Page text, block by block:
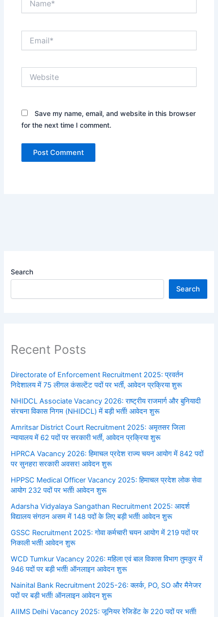
Save my name, email, and website in this browser
for the next time I comment.
Search
Search
Recent Posts
Directorate of Enforcement Recruitment 2025: प्रवर्तन
निदेशालय में 75 लीगल कंसल्टेंट पदों पर भर्ती, आवेदन प्रक्रिया शुरू
NHIDCL Associate Vacancy 2026: राष्ट्रीय राजमार्ग और बुनियादी
संरचना विकास निगम (NHIDCL) में बड़ी भर्ती! आवेदन शुरू
Amritsar District Court Recruitment 2025: अमृतसर जिला
न्यायालय में 62 पदों पर सरकारी भर्ती, आवेदन प्रक्रिया शुरू
HPRCA Vacancy 2026: हिमाचल प्रदेश राज्य चयन आयोग में 842 पदों
पर सुनहरा सरकारी अवसर! आवेदन शुरू
HPPSC Medical Officer Vacancy 2025: हिमाचल प्रदेश लोक सेवा
आयोग 232 पदों पर भर्ती! आवेदन शुरू
Adarsha Vidyalaya Sangathan Recruitment 2025: आदर्श
विद्यालय संगठन असम में 148 पदों के लिए बड़ी भर्ती! आवेदन शुरू
GSSC Recruitment 2025: गोवा कर्मचारी चयन आयोग में 219 पदों पर
निकाली भर्ती! आवेदन शुरू
WCD Tumkur Vacancy 2026: महिला एवं बाल विकास विभाग तुमकुर में
946 पदों पर बड़ी भर्ती! ऑनलाइन आवेदन शुरू
Nainital Bank Recruitment 2025-26: क्लर्क, PO, SO और मैनेजर
पदों पर बड़ी भर्ती! ऑनलाइन आवेदन शुरू
AIIMS Delhi Vacancy 2025: जूनियर रेजिडेंट के 220 पदों पर भर्ती!